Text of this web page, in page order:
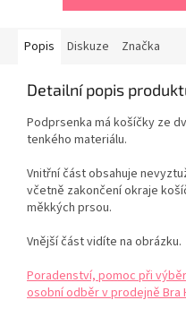
Popis Diskuze Značka
Detailní popis
Podprsenka má košíčky ze
tenkého materiálu.
Vnitřní část obsahuje
včetně zakončení okraje
měkkých prsou.
Vnější část vidíte na obrázku.
Poradenství, pomoc při
osobní odběr v prodejně Bra